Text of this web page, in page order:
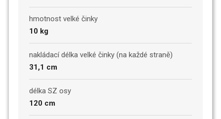
hmotnost velké činky
10 kg
nakládací délka velké činky (na každé straně)
31,1 cm
délka SZ osy
120 cm